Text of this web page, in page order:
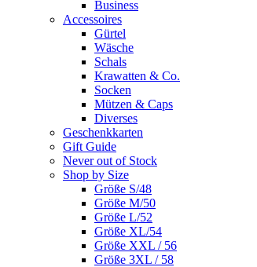
Business
Accessoires
Gürtel
Wäsche
Schals
Krawatten & Co.
Socken
Mützen & Caps
Diverses
Geschenkkarten
Gift Guide
Never out of Stock
Shop by Size
Größe S/48
Größe M/50
Größe L/52
Größe XL/54
Größe XXL / 56
Größe 3XL / 58